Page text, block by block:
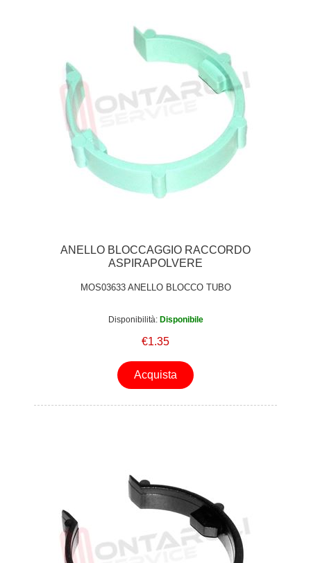
ANELLO BLOCCAGGIO RACCORDO
ASPIRAPOLVERE
MOS03633 ANELLO BLOCCO TUBO
Disponibilità: Disponibile
€1.35
Acquista